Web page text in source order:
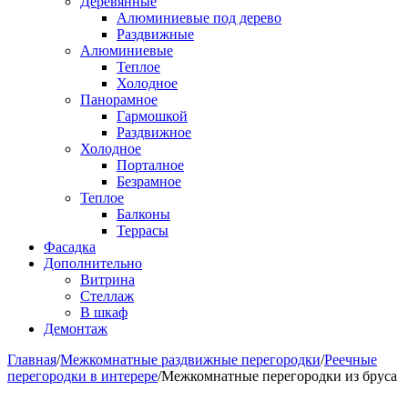
Алюминиевые под дерево
Раздвижные
Алюминиевые
Теплое
Холодное
Панорамное
Гармошкой
Раздвижное
Холодное
Порталное
Безрамное
Теплое
Балконы
Террасы
Фасадка
Дополнительно
Витрина
Стеллаж
В шкаф
Демонтаж
Главная/Межкомнатные раздвижные перегородки/Реечные
перегородки в интерере/Межкомнатные перегородки из бруса